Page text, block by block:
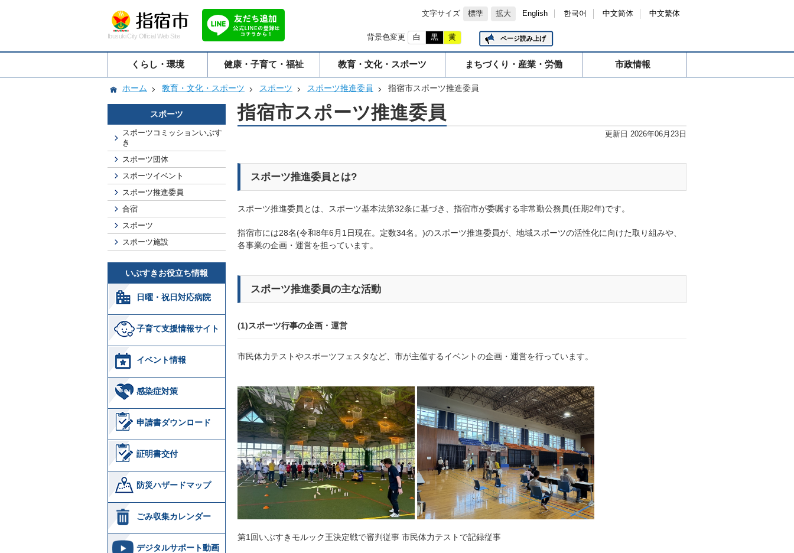
文字サイズ 標準 拡大 English 한국어 中文简体 中文繁体
Ibusuki City Official Web Site 背景色変更 白 黒 黄 ページ読み上げ
くらし・環境 健康・子育て・福祉 教育・文化・スポーツ まちづくり・産業・労働 市政情報
ホーム 教育・文化・スポーツ スポーツ スポーツ推進委員 指宿市スポーツ推進委員
スポーツ
スポーツコミッションいぶす
き
スポーツ団体
スポーツイベント
スポーツ推進委員
合宿
スポーツ
スポーツ施設
いぶすきお役立ち情報
日曜・祝日対応病院
子育て支援情報サイト
イベント情報
感染症対策
申請書ダウンロード
証明書交付
防災ハザードマップ
ごみ収集カレンダー
デジタルサポート動画
指宿市スポーツ推進委員
更新日 2026年06月23日
スポーツ推進委員とは?
スポーツ推進委員とは、スポーツ基本法第32条に基づき、指宿市が委嘱する非常勤公務員(任期2年)です。
指宿市には28名(令和8年6月1日現在。定数34名。)のスポーツ推進委員が、地域スポーツの活性化に向けた取り組みや、
各事業の企画・運営を担っています。
スポーツ推進委員の主な活動
(1)スポーツ行事の企画・運営
市民体力テストやスポーツフェスタなど、市が主催するイベントの企画・運営を行っています。
第1回いぶすきモルック王決定戦で審判従事 市民体力テストで記録従事